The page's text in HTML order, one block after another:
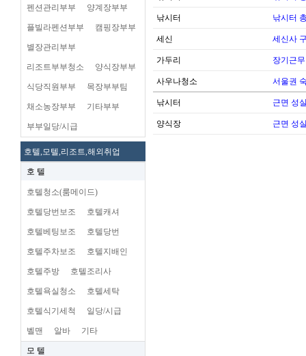
펜션관리부부 양계장부부
플빌라펜션부부 캠핑장부부
별장관리부부
리조트부부청소 양식장부부
식당직원부부 목장부부팀
채소농장부부 기타부부
부부일당/시급
호텔,모텔,리조트,해외취업
호 텔
호텔청소(룸메이드)
호텔당번보조 호텔캐셔
호텔베팅보조 호텔당번
호텔주차보조 호텔지배인
호텔주방 호텔조리사
호텔욕실청소 호텔세탁
호텔식기세척 일당/시급
벨맨 알바 기타
모 텔
낚시터 낚시터
세신 세신사
가두리 장기근무
사우나청소 서울권
낚시터 근면 성
양식장 근면 성